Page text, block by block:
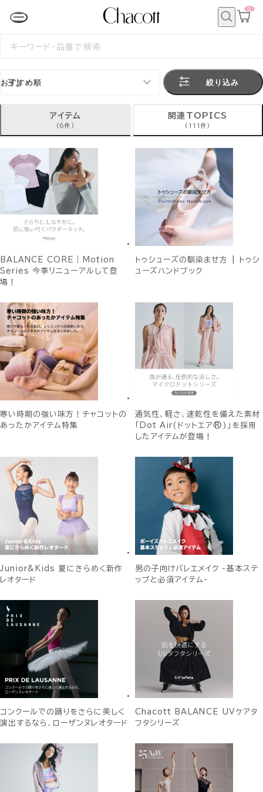
カ
0
検
絞り込み
アイテム
(6件)
関連TOPICS
(111件)
BALANCE CORE｜Motion
Series 今季リニューアルして登
場！
トゥシューズの馴染ませ方 | トゥシ
ューズハンドブック
寒い時期の強い味方！チャコットの
あったかアイテム特集
通気性、軽さ、速乾性を備えた素材
「Dot Air(ドットエア®)」を採用
したアイテムが登場！
Junior&Kids 夏にきらめく新作
レオタード
男の子向けバレエメイク -基本ステ
ップと必須アイテム-
コンクールでの踊りをさらに美しく
演出するなら、ローザンヌレオタード
Chacott BALANCE UVケアタ
フタシリーズ